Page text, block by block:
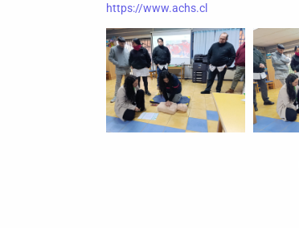
https://www.achs.cl